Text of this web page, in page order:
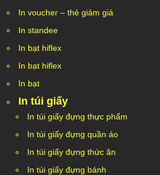
In voucher – thẻ giảm giá
In standee
In bạt hiflex
In bạt hiflex
In bạt
In túi giấy
In túi giấy đựng thực phẩm
In túi giấy đựng quần áo
In túi giấy đựng thức ăn
In túi giấy đựng bánh